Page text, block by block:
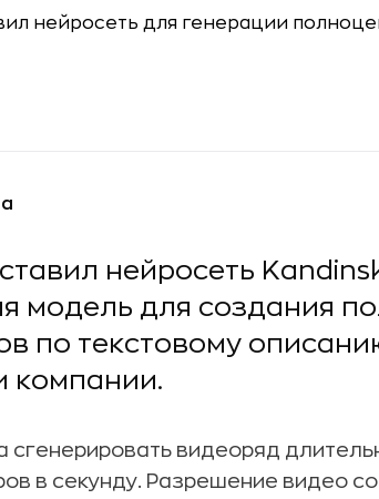
нейросеть
модель для создания
по текстовому
компании.
сгенерировать видеоряд
в секунду. Разрешение видео